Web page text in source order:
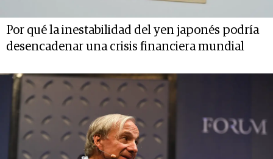
Por qué la inestabilidad del yen japonés podría
desencadenar una crisis financiera mundial